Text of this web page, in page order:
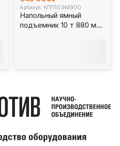
Артикул: КПП10ЭМ900
Напольный ямный
подъемник 10 т 880 мм